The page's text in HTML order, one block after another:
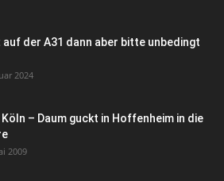
auf der A31 dann aber bitte unbedingt
2024
Köln – Daum guckt in Hoffenheim in die
2009